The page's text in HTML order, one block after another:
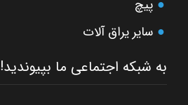
پیچ
سایر یراق آلات
به شبکه اجتماعی ما بپیوندید!